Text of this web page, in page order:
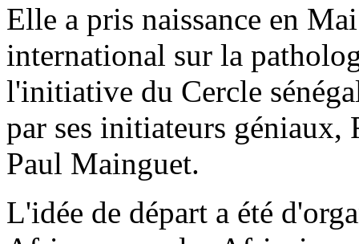
Elle a pris naissance en
international sur la
l'initiative du Cercle
par ses initiateurs
Paul Mainguet.
L'idée de départ a été